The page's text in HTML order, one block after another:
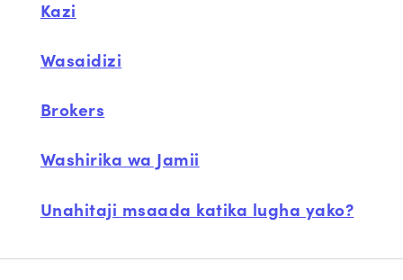
Kazi
Wasaidizi
Brokers
Washirika wa Jamii
Unahitaji msaada katika lugha yako?